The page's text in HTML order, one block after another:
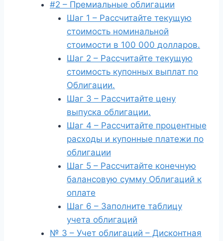
#2 – Премиальные облигации
Шаг 1 – Рассчитайте текущую
стоимость номинальной
стоимости в 100 000 долларов.
Шаг 2 – Рассчитайте текущую
стоимость купонных выплат по
Облигации.
Шаг 3 – Рассчитайте цену
выпуска облигации.
Шаг 4 – Рассчитайте процентные
расходы и купонные платежи по
облигации
Шаг 5 – Рассчитайте конечную
балансовую сумму Облигаций к
оплате
Шаг 6 – Заполните таблицу
учета облигаций
№ 3 – Учет облигаций – Дисконтная